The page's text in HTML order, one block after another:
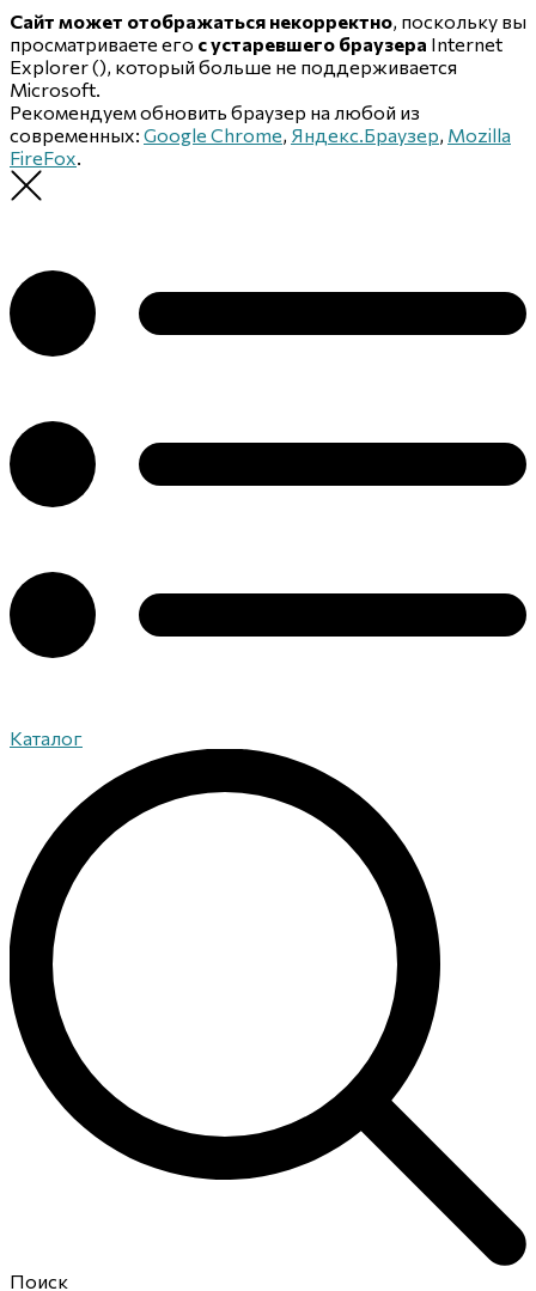
Сайт может отображаться некорректно, поскольку вы
просматриваете его с устаревшего браузера Internet
Explorer (), который больше не поддерживается
Microsoft.
Рекомендуем обновить браузер на любой из
современных: Google Chrome, Яндекс.Браузер, Mozilla
FireFox.
Каталог
Поиск